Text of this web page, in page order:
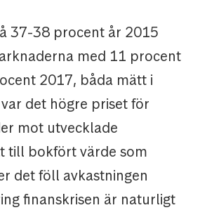
37-38 procent år 2015
med 11 procent
2017, båda mätt i
det högre priset för
mot utvecklade
till bokfört värde som
det föll avkastningen
finanskrisen är naturligt